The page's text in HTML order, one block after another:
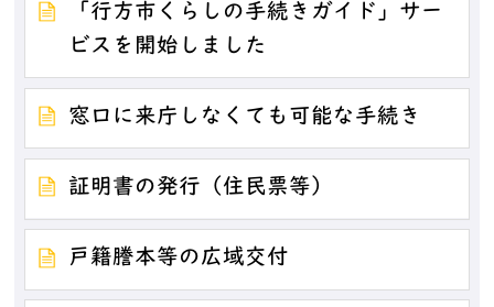
「行方市くらしの手続きガイド」サー
ビスを開始しました
窓口に来庁しなくても可能な手続き
証明書の発行（住民票等）
戸籍謄本等の広域交付